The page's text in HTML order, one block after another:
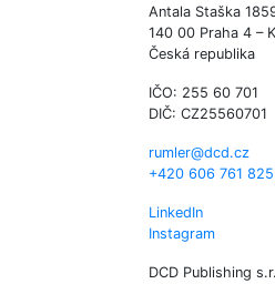
Antala Staška
140 00 Praha 4 –
Česká republika
IČO: 255 60 701
DIČ: CZ25560701
rumler@dcd.cz
+420 606 761 825
LinkedIn
Instagram
DCD Publishing